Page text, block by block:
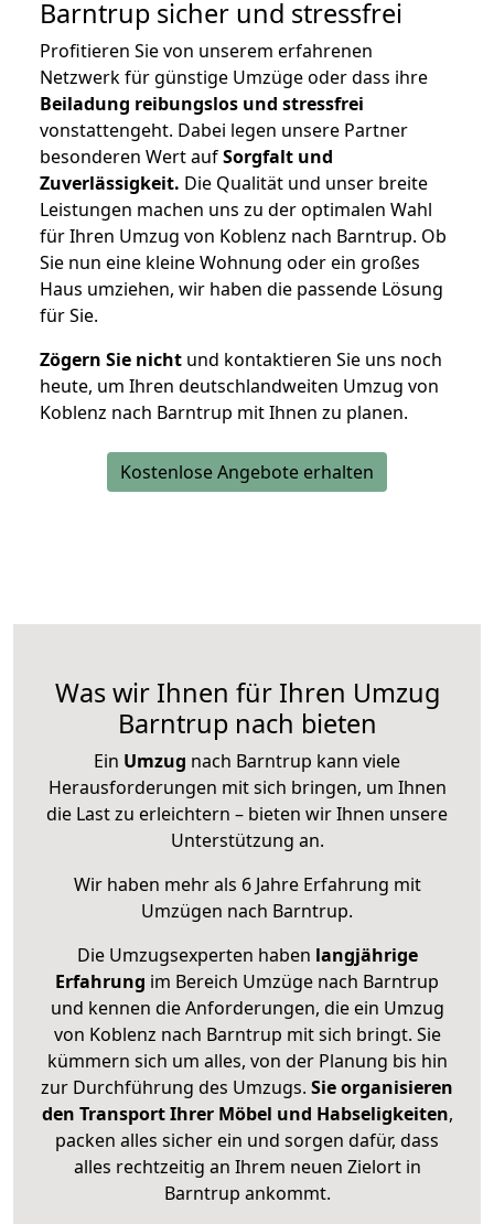
Barntrup sicher und stressfrei
Profitieren Sie von unserem erfahrenen
Netzwerk für günstige Umzüge oder dass ihre
Beiladung reibungslos und stressfrei
vonstattengeht. Dabei legen unsere Partner
besonderen Wert aufSorgfalt und
Zuverlässigkeit. Die Qualität und unser breite
Leistungen machen uns zu der optimalen Wahl
für Ihren Umzug von Koblenz nach Barntrup. Ob
Sie nun eine kleine Wohnung oder ein großes
Haus umziehen, wir haben die passende Lösung
für Sie.
Zögern Sie nicht und kontaktieren Sie uns noch
heute, um Ihren deutschlandweiten Umzug von
Koblenz nach Barntrup mit Ihnen zu planen.
Kostenlose Angebote erhalten
Was wir Ihnen für Ihren Umzug
Barntrup nach bieten
Ein Umzug nach Barntrup kann viele
Herausforderungen mit sich bringen, um Ihnen
die Last zu erleichtern – bieten wir Ihnen unsere
Unterstützung an.
Wir haben mehr als 6 Jahre Erfahrung mit
Umzügen nach Barntrup.
Die Umzugsexperten haben langjährige
Erfahrung im Bereich Umzüge nach Barntrup
und kennen die Anforderungen, die ein Umzug
von Koblenz nach Barntrup mit sich bringt. Sie
kümmern sich um alles, von der Planung bis hin
zur Durchführung des Umzugs. Sie organisieren
den Transport Ihrer Möbel und Habseligkeiten,
packen alles sicher ein und sorgen dafür, dass
alles rechtzeitig an Ihrem neuen Zielort in
Barntrup ankommt.